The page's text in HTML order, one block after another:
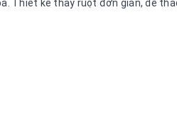
Thiết kế thay ruột đơn giản, dễ